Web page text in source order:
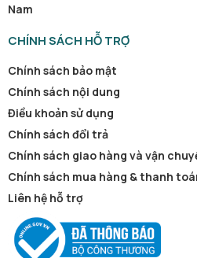
Nam
CHÍNH SÁCH HỖ TRỢ
Chính sách bảo mật
Chính sách nội dung
Điều khoản sử dụng
Chính sách đổi trả
Chính sách giao hàng và vận
Chính sách mua hàng & thanh
Liên hệ hỗ trợ